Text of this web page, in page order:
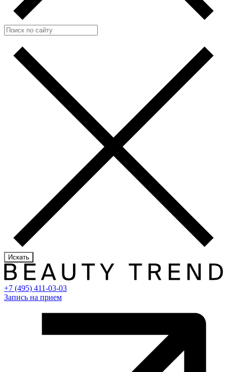
Искать
+7 (495) 411-03-03
Запись на прием